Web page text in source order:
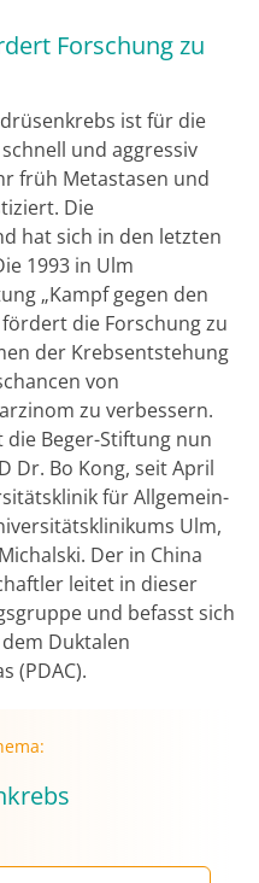
Forschung zu
ist für die
und aggressiv
früh Metastasen und
Die
hat sich in den letzten
1993 in Ulm
„Kampf gegen den
die Forschung zu
der Krebsentstehung
von
zu verbessern.
Beger-Stiftung nun
Dr. Bo Kong, seit April
für Allgemein-
Ulm,
Der in China
leitet in dieser
und befasst sich
Duktalen
(PDAC).